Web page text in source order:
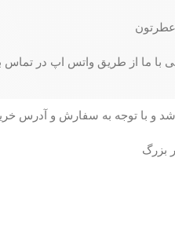
با ما از طریق واتس اپ در تماس
و با توجه به سفارش و آدرس
بزرگ